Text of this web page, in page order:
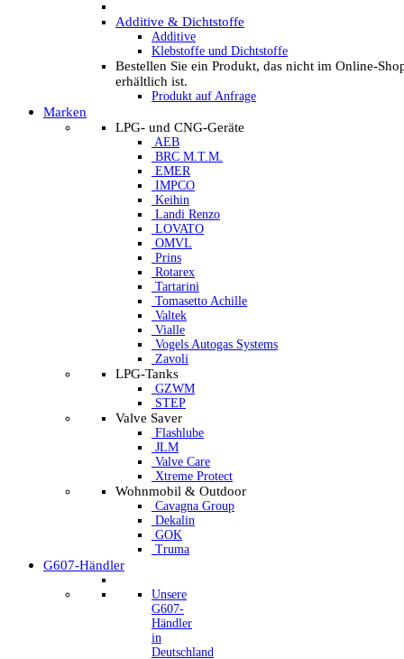
Additive & Dichtstoffe
Additive
Klebstoffe und Dichtstoffe
Bestellen Sie ein Produkt, das nicht im Online-
erhältlich ist.
Produkt auf Anfrage
Marken
LPG- und CNG-Geräte
AEB
BRC M.T.M.
EMER
IMPCO
Keihin
Landi Renzo
LOVATO
OMVL
Prins
Rotarex
Tartarini
Tomasetto Achille
Valtek
Vialle
Vogels Autogas Systems
Zavoli
LPG-Tanks
GZWM
STEP
Valve Saver
Flashlube
JLM
Valve Care
Xtreme Protect
Wohnmobil & Outdoor
Cavagna Group
Dekalin
GOK
Truma
G607-Händler
Unsere
G607-
Händler
in
Deutschland